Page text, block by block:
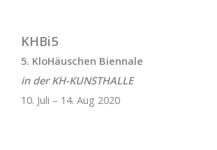
KHBi5
5. KloHäuschen Biennale
in der KH-KUNSTHALLE
10. Juli – 14. Aug 2020